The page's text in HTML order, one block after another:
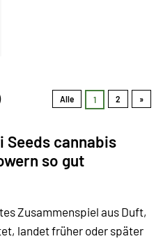
Alle 1 2 »
Seeds cannabis
so gut
Zusammenspiel aus Duft,
landet früher oder später